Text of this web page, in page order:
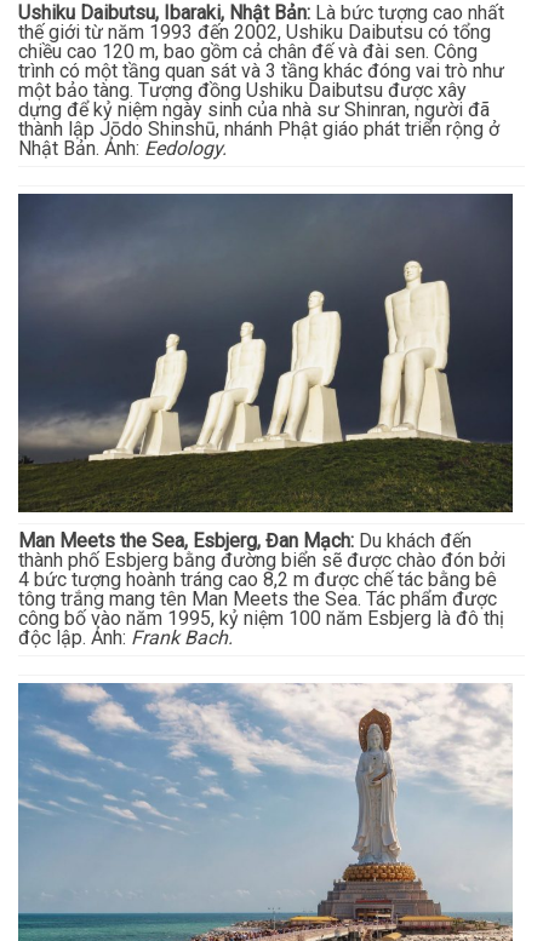
Ushiku Daibutsu, Ibaraki, Nhật Bản: Là bức tượng cao nhất
thế giới từ năm 1993 đến 2002, Ushiku Daibutsu có tổng
chiều cao 120 m, bao gồm cả chân đế và đài sen. Công
trình có một tầng quan sát và 3 tầng khác đóng vai trò như
một bảo tàng. Tượng đồng Ushiku Daibutsu được xây
dựng để kỷ niệm ngày sinh của nhà sư Shinran, người đã
thành lập Jōdo Shinshū, nhánh Phật giáo phát triển rộng ở
Nhật Bản. Ảnh: Eedology.
Man Meets the Sea, Esbjerg, Đan Mạch: Du khách đến
thành phố Esbjerg bằng đường biển sẽ được chào đón bởi
4 bức tượng hoành tráng cao 8,2 m được chế tác bằng bê
tông trắng mang tên Man Meets the Sea. Tác phẩm được
công bố vào năm 1995, kỷ niệm 100 năm Esbjerg là đô thị
độc lập. Ảnh: Frank Bach.